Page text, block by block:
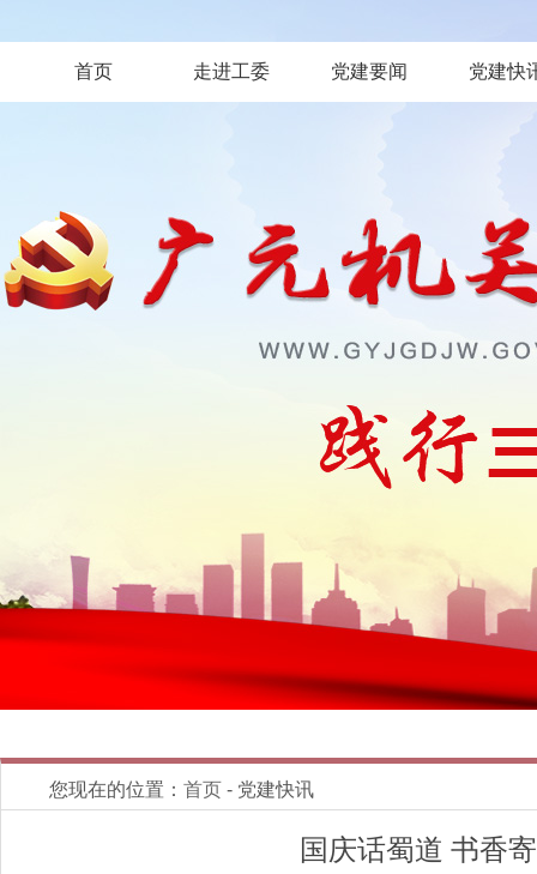
首页 走进工委 党建要闻 党建快
您现在的位置： 首页 - 党建快讯
国庆话蜀道 书香